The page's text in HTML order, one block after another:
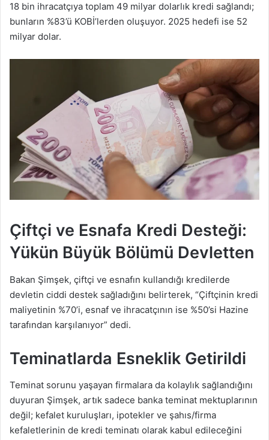
18 bin ihracatçıya toplam 49 milyar dolarlık kredi sağlandı;
bunların %83’ü KOBİ’lerden oluşuyor. 2025 hedefi ise 52
milyar dolar.
Çiftçi ve Esnafa Kredi Desteği:
Yükün Büyük Bölümü Devletten
Bakan Şimşek, çiftçi ve esnafın kullandığı kredilerde
devletin ciddi destek sağladığını belirterek, “Çiftçinin kredi
maliyetinin %70’i, esnaf ve ihracatçının ise %50’si Hazine
tarafından karşılanıyor” dedi.
Teminatlarda Esneklik Getirildi
Teminat sorunu yaşayan firmalara da kolaylık sağlandığını
duyuran Şimşek, artık sadece banka teminat mektuplarının
değil; kefalet kuruluşları, ipotekler ve şahıs/firma
kefaletlerinin de kredi teminatı olarak kabul edileceğini